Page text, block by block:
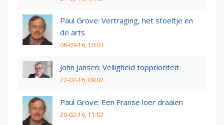
Paul Grove: Vertraging, het stoeltje en
de arts
08-03-16, 10:03
John Jansen: Veiligheid topprioriteit
27-02-16, 09:02
Paul Grove: Een Franse loer draaien
20-02-16, 11:02